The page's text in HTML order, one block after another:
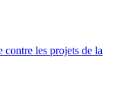
contre les projets de la